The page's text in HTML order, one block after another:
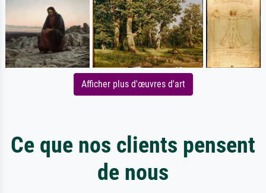
Afficher plus d'œuvres d'art
Ce que nos clients pensent
de nous